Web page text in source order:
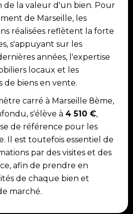
de la valeur d'un bien. Pour
de Marseille, les
réalisées reflètent la forte
s'appuyant sur les
années, l'expertise
locaux et les
de biens en vente.
carré à Marseille 8ème,
s'élève à 4 510 €,
de référence pour les
Il est toutefois essentiel de
par des visites et des
afin de prendre en
de chaque bien et
marché.